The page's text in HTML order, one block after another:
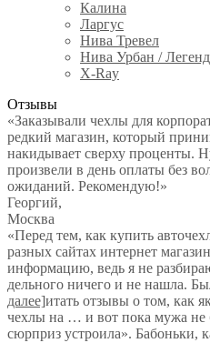
Калина
Ларгус
Нива Тревел
Нива Урбан / Легенд
X-Ray
Отзывы
«Заказывали чехлы для
редкий магазин, который
накидывает сверху проценты.
произвели в день оплаты без
ожиданий. Рекомендую!»
Георгий,
Москва
«Перед тем, как купить
разных сайтах интернет
информацию, ведь я не
дельного ничего и не нашла.
далее]итать отзывы о том, как
чехлы на … и вот пока мужа не
сюрприз устроила». Бабоньки,